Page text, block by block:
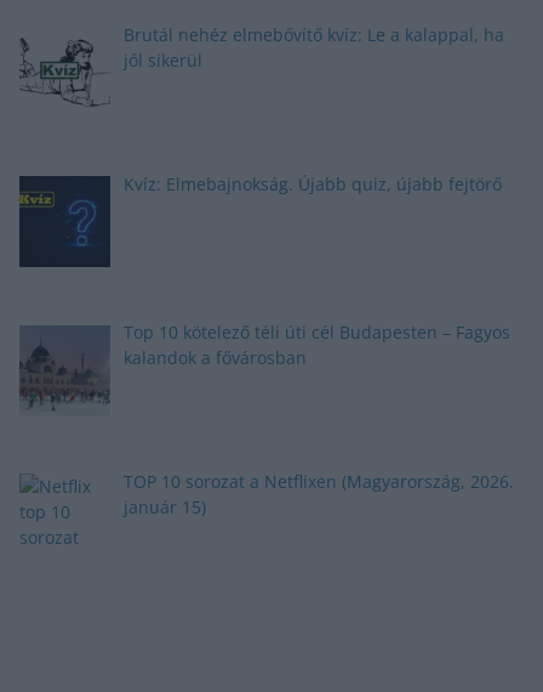
Brutál nehéz elmebővítő kvíz: Le a kalappal, ha
jól sikerül
Kvíz: Elmebajnokság. Újabb quiz, újabb fejtörő
Top 10 kötelező téli úti cél Budapesten – Fagyos
kalandok a fővárosban
TOP 10 sorozat a Netflixen (Magyarország, 2026.
január 15)